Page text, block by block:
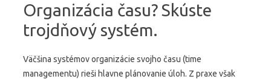
Organizácia času? Skúste
trojdňový systém.
Väčšina systémov organizácie svojho času (time
managementu) rieši hlavne plánovanie úloh. Z praxe však